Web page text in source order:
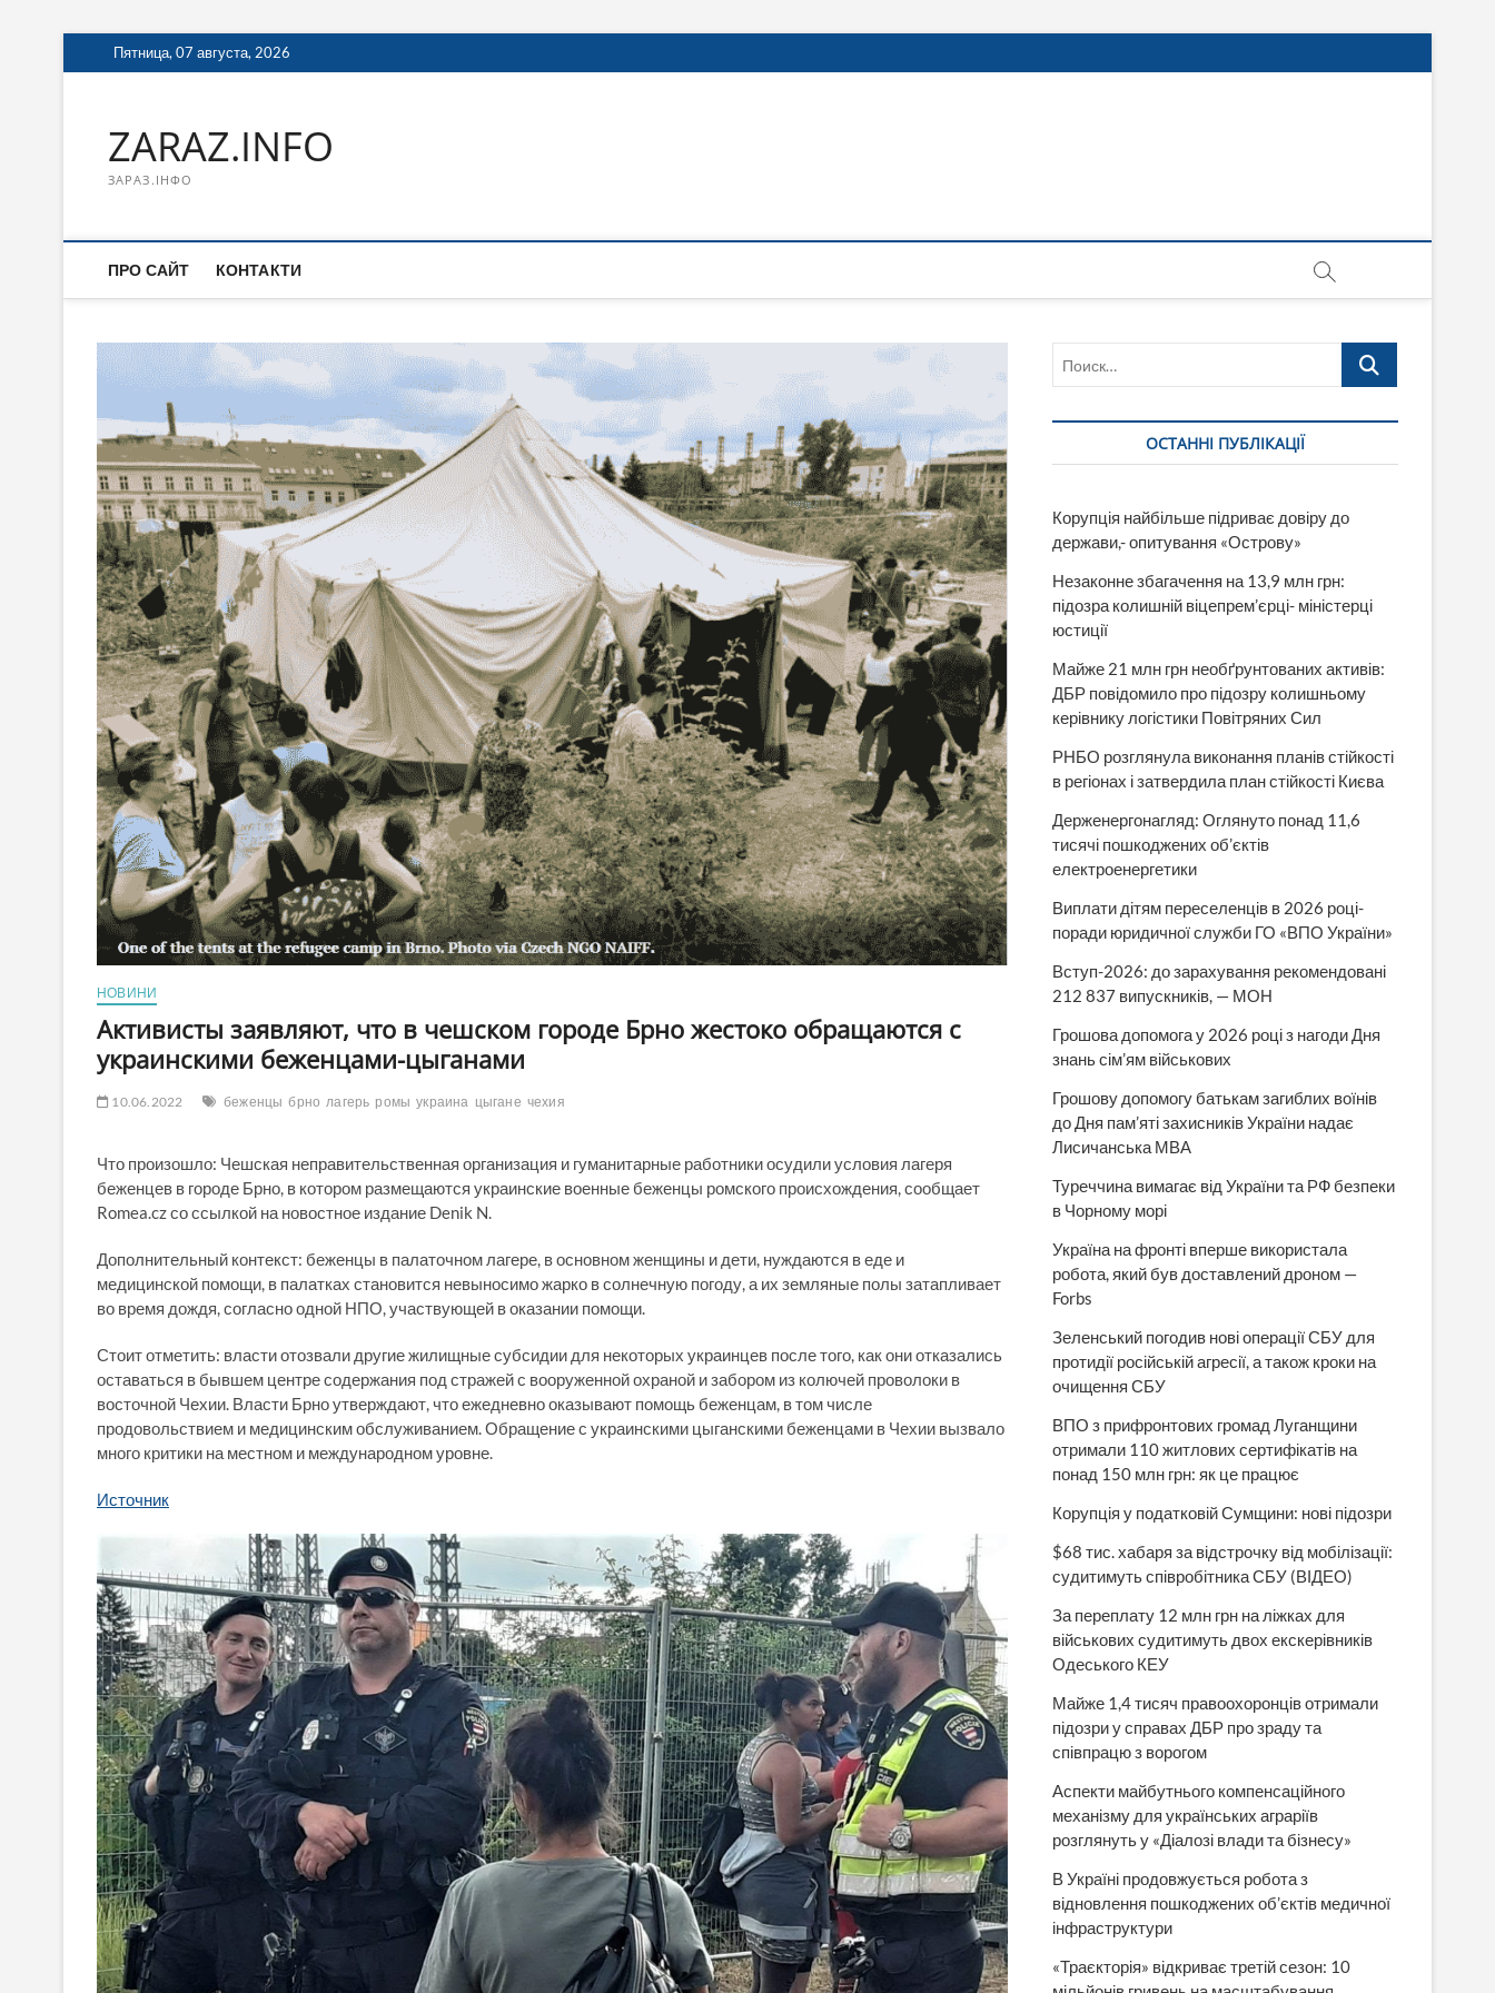
Перейти
к
Пятница, 07 августа, 2026
ZARAZ.INFO
ЗАРАЗ.ІНФО
ПРО САЙТ КОНТАКТИ
НОВИНИ
Активисты заявляют, что в чешском городе Брно жестоко обращаются с
украинскими беженцами-цыганами
10.06.2022 беженцы брно лагерь ромы украина цыгане чехия
Что произошло: Чешская неправительственная организация и гуманитарные работники осудили условия лагеря
беженцев в городе Брно, в котором размещаются украинские военные беженцы ромского происхождения, сообщает
Romea.cz со ссылкой на новостное издание Denik N.
Дополнительный контекст: беженцы в палаточном лагере, в основном женщины и дети, нуждаются в еде и
медицинской помощи, в палатках становится невыносимо жарко в солнечную погоду, а их земляные полы затапливает
во время дождя, согласно одной НПО, участвующей в оказании помощи.
Стоит отметить: власти отозвали другие жилищные субсидии для некоторых украинцев после того, как они отказались
оставаться в бывшем центре содержания под стражей с вооруженной охраной и забором из колючей проволоки в
восточной Чехии. Власти Брно утверждают, что ежедневно оказывают помощь беженцам, в том числе
продовольствием и медицинским обслуживанием. Обращение с украинскими цыганскими беженцами в Чехии вызвало
много критики на местном и международном уровне.
Источник
Поиск…
ОСТАННІ ПУБЛІКАЦІЇ
Корупція найбільше підриває довіру до
держави,- опитування «Острову»
Незаконне збагачення на 13,9 млн грн:
підозра колишній віцепрем’єрці- міністерці
юстиції
Майже 21 млн грн необґрунтованих активів:
ДБР повідомило про підозру колишньому
керівнику логістики Повітряних Сил
РНБО розглянула виконання планів стійкості
в регіонах і затвердила план стійкості Києва
Держенергонагляд: Оглянуто понад 11,6
тисячі пошкоджених об’єктів
електроенергетики
Виплати дітям переселенців в 2026 році-
поради юридичної служби ГО «ВПО України»
Вступ-2026: до зарахування рекомендовані
212 837 випускників, — МОН
Грошова допомога у 2026 році з нагоди Дня
знань сім’ям військових
Грошову допомогу батькам загиблих воїнів
до Дня пам’яті захисників України надає
Лисичанська МВА
Туреччина вимагає від України та РФ безпеки
в Чорному морі
Україна на фронті вперше використала
робота, який був доставлений дроном —
Forbs
Зеленський погодив нові операції СБУ для
протидії російській агресії, а також кроки на
очищення СБУ
ВПО з прифронтових громад Луганщини
отримали 110 житлових сертифікатів на
понад 150 млн грн: як це працює
Корупція у податковій Сумщини: нові підозри
$68 тис. хабаря за відстрочку від мобілізації:
судитимуть співробітника СБУ (ВІДЕО)
За переплату 12 млн грн на ліжках для
військових судитимуть двох екскерівників
Одеського КЕУ
Майже 1,4 тисяч правоохоронців отримали
підозри у справах ДБР про зраду та
співпрацю з ворогом
Аспекти майбутнього компенсаційного
механізму для українських аграріїв
розглянуть у «Діалозі влади та бізнесу»
В Україні продовжується робота з
відновлення пошкоджених об’єктів медичної
інфраструктури
«Траєкторія» відкриває третій сезон: 10